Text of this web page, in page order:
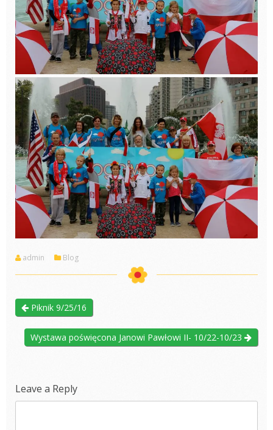
admin Blog
Piknik 9/25/16
Wystawa poświęcona Janowi Pawłowi II- 10/22-10/23
Leave a Reply